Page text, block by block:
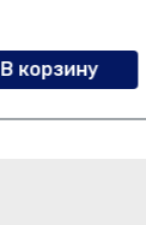
В корзину